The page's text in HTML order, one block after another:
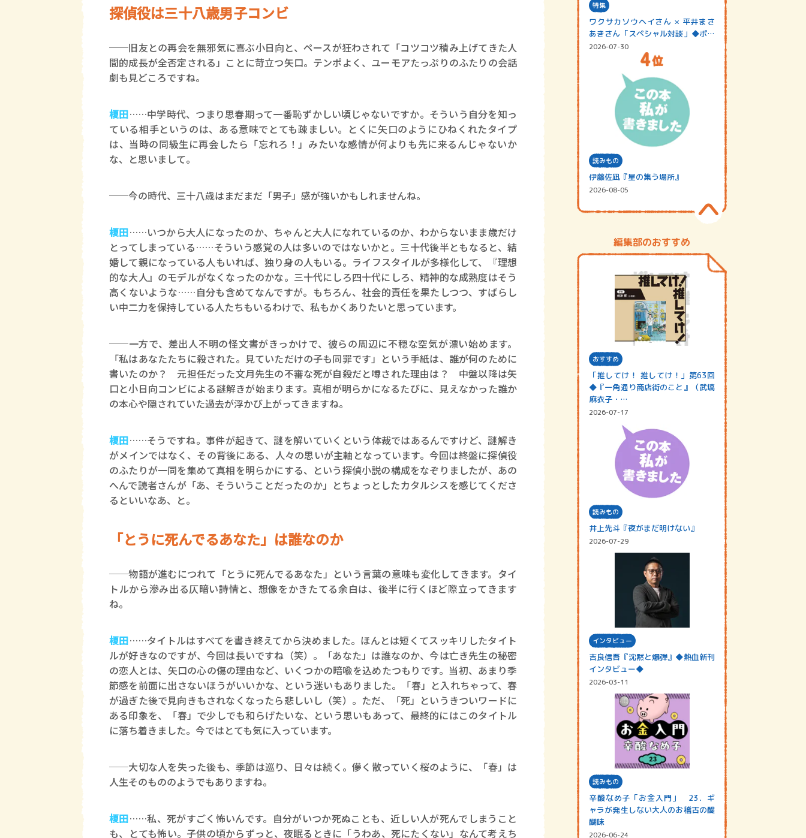
探偵役は三十八歳男子コンビ
──旧友との再会を無邪気に喜ぶ小日向と、ペースが狂わされて「コツコツ積み上げてきた人
間的成長が全否定される」ことに苛立つ矢口。テンポよく、ユーモアたっぷりのふたりの会話
劇も見どころですね。
榎田……中学時代、つまり思春期って一番恥ずかしい頃じゃないですか。そういう自分を知っ
ている相手というのは、ある意味でとても疎ましい。とくに矢口のようにひねくれたタイプ
は、当時の同級生に再会したら「忘れろ！」みたいな感情が何よりも先に来るんじゃないか
な、と思いまして。
──今の時代、三十八歳はまだまだ「男子」感が強いかもしれませんね。
榎田……いつから大人になったのか、ちゃんと大人になれているのか、わからないまま歳だけ
とってしまっている……そういう感覚の人は多いのではないかと。三十代後半ともなると、結
婚して親になっている人もいれば、独り身の人もいる。ライフスタイルが多様化して、『理想
的な大人』のモデルがなくなったのかな。三十代にしろ四十代にしろ、精神的な成熟度はそう
高くないような……自分も含めてなんですが。もちろん、社会的責任を果たしつつ、すばらし
い中二力を保持している人たちもいるわけで、私もかくありたいと思っています。
──一方で、差出人不明の怪文書がきっかけで、彼らの周辺に不穏な空気が漂い始めます。
「私はあなたたちに殺された。見ていただけの子も同罪です」という手紙は、誰が何のために
書いたのか？ 元担任だった文月先生の不審な死が自殺だと噂された理由は？ 中盤以降は矢
口と小日向コンビによる謎解きが始まります。真相が明らかになるたびに、見えなかった誰か
の本心や隠されていた過去が浮かび上がってきますね。
榎田……そうですね。事件が起きて、謎を解いていくという体裁ではあるんですけど、謎解き
がメインではなく、その背後にある、人々の思いが主軸となっています。今回は終盤に探偵役
のふたりが一同を集めて真相を明らかにする、という探偵小説の構成をなぞりましたが、あの
へんで読者さんが「あ、そういうことだったのか」とちょっとしたカタルシスを感じてくださ
るといいなあ、と。
「とうに死んでるあなた」は誰なのか
──物語が進むにつれて「とうに死んでるあなた」という言葉の意味も変化してきます。タイ
トルから滲み出る仄暗い詩情と、想像をかきたてる余白は、後半に行くほど際立ってきます
ね。
榎田……タイトルはすべてを書き終えてから決めました。ほんとは短くてスッキリしたタイト
ルが好きなのですが、今回は長いですね（笑）。「あなた」は誰なのか、今は亡き先生の秘密
の恋人とは、矢口の心の傷の理由など、いくつかの暗喩を込めたつもりです。当初、あまり季
節感を前面に出さないほうがいいかな、という迷いもありました。「春」と入れちゃって、春
が過ぎた後で見向きもされなくなったら悲しいし（笑）。ただ、「死」というきついワードに
ある印象を、「春」で少しでも和らげたいな、という思いもあって、最終的にはこのタイトル
に落ち着きました。今ではとても気に入っています。
──大切な人を失った後も、季節は巡り、日々は続く。儚く散っていく桜のように、「春」は
人生そのもののようでもありますね。
榎田……私、死がすごく怖いんです。自分がいつか死ぬことも、近しい人が死んでしまうこと
も、とても怖い。子供の頃からずっと、夜眠るときに「うわあ、死にたくない」なんて考えち
特集
ワクサカソウヘイさん × 平井まさ
あきさん「スペシャル対談」◆ポッ
ドキャスト…
2026-07-30
読みもの
伊藤佐凪『星の集う場所』
2026-08-05
編集部のおすすめ
おすすめ
「推してけ！ 推してけ！」第63回
◆『一角通り商店街のこと』（武塙
麻衣子・…
2026-07-17
読みもの
井上先斗『夜がまだ明けない』
2026-07-29
インタビュー
吉良信吾『沈黙と爆弾』◆熱血新刊
インタビュー◆
2026-03-11
読みもの
辛酸なめ子「お金入門」 23．ギ
ャラが発生しない大人のお稽古の醍
醐味
2026-06-24